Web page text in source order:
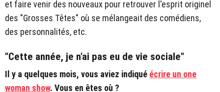
et faire venir des nouveaux pour retrouver l'esprit originel
des "Grosses Têtes" où se mélangeait des comédiens,
des personnalités, etc.
"Cette année, je n'ai pas eu de vie sociale"
Il y a quelques mois, vous aviez indiqué écrire un one
woman show. Vous en êtes où ?